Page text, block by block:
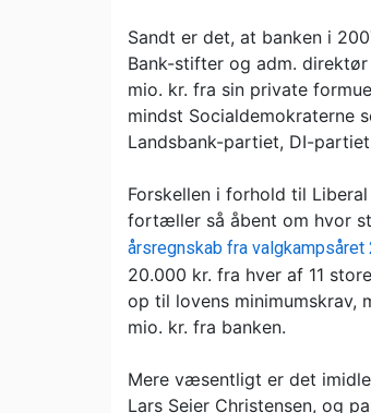
Sandt er det, at banken i
Bank-stifter og adm.
mio. kr. fra sin private
mindst Socialdemokraterne
Landsbank-partiet, DI-
Forskellen i forhold til
fortæller så åbent om hvor
årsregnskab fra valgkampsåret
20.000 kr. fra hver af 11
op til lovens minimumskrav,
mio. kr. fra banken.
Mere væsentligt er det
Lars Seier Christensen, og